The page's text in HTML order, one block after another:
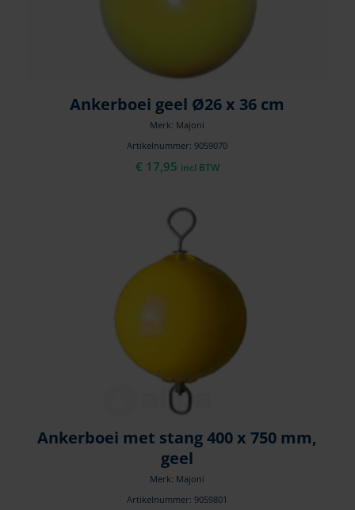
Ankerboei geel Ø26 x 36 cm
Merk: Majoni
Artikelnummer: 9059070
€ 17,95 incl BTW
Ankerboei met stang 400 x 750 mm,
geel
Merk: Majoni
Artikelnummer: 9059801